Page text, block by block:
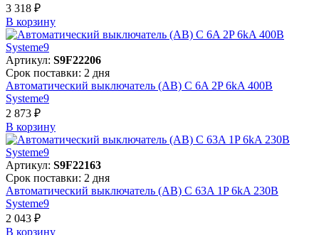
3 318 ₽
В корзинy
Артикул: S9F22206
Срок поставки: 2 дня
Автоматический выключатель (АВ) C 6A 2P 6kA 400В
Systeme9
2 873 ₽
В корзинy
Артикул: S9F22163
Срок поставки: 2 дня
Автоматический выключатель (АВ) C 63A 1P 6kA 230В
Systeme9
2 043 ₽
В корзинy